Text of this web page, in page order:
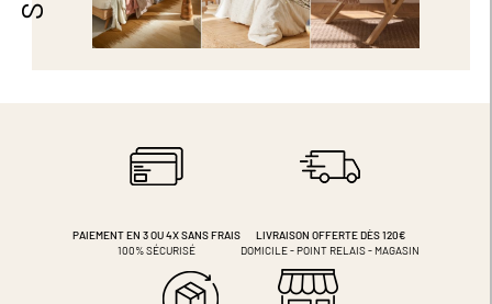
PAIEMENT EN 3 OU 4XSANS FRAIS
100% SÉCURISÉ
LIVRAISON OFFERTE DÈS 120€
DOMICILE - POINT RELAIS - MAGASIN